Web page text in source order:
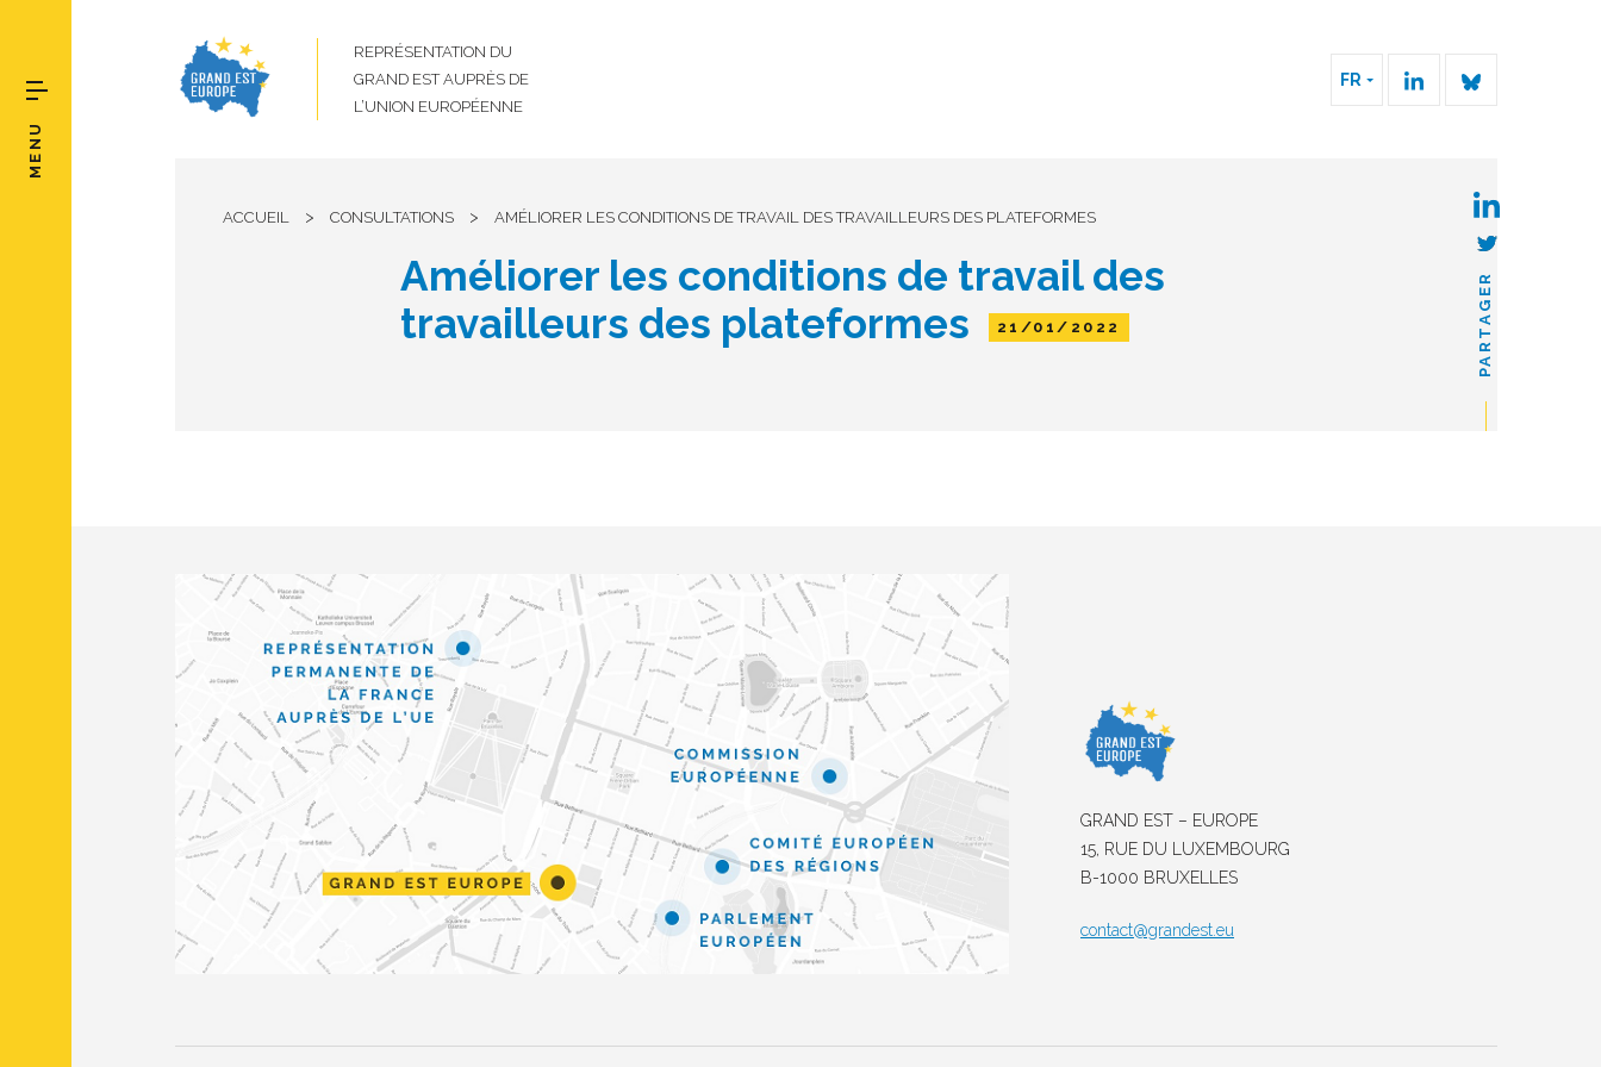
REPRÉSENTATION DU
GRAND EST AUPRÈS DE
L’UNION EUROPÉENNE
FR
MENU
ACCUEIL > CONSULTATIONS > AMÉLIORER LES CONDITIONS DE TRAVAIL DES TRAVAILLEURS DES PLATEFORMES
Améliorer les conditions de travail des
travailleurs des plateformes
21/01/2022 PARTAGER
GRAND EST – EUROPE
15, RUE DU LUXEMBOURG
B-1000 BRUXELLES
contact@grandest.eu